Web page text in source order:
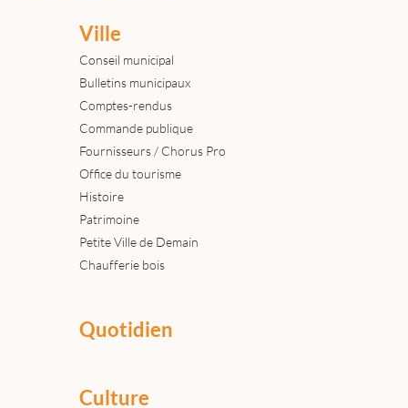
Ville
Conseil municipal
Bulletins municipaux
Comptes-rendus
Commande publique
Fournisseurs / Chorus Pro
Office du tourisme
Histoire
Patrimoine
Petite Ville de Demain
Chaufferie bois
Quotidien
Culture